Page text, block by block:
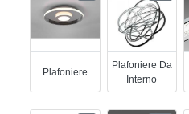
Plafoniere
Plafoniere Da
Interno